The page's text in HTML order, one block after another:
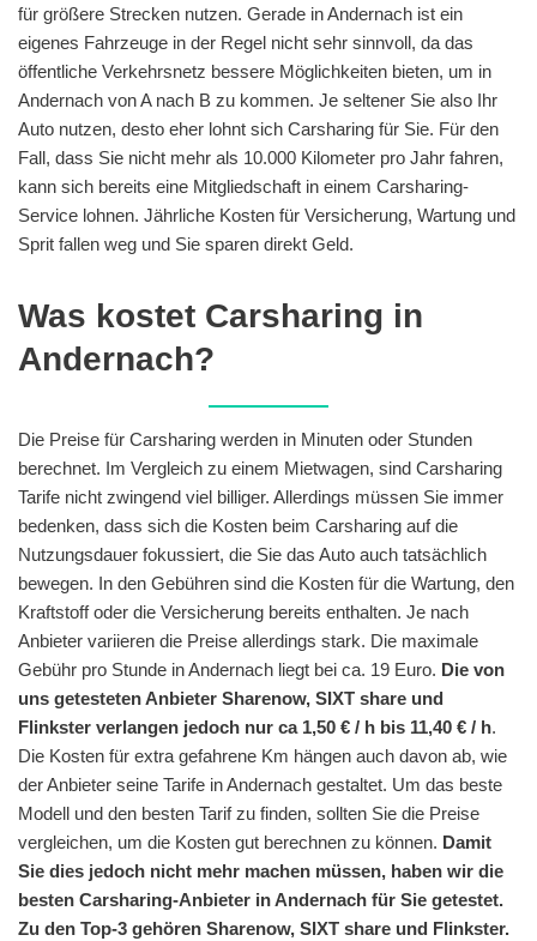
für größere Strecken nutzen. Gerade in Andernach ist ein
eigenes Fahrzeuge in der Regel nicht sehr sinnvoll, da das
öffentliche Verkehrsnetz bessere Möglichkeiten bieten, um in
Andernach von A nach B zu kommen. Je seltener Sie also Ihr
Auto nutzen, desto eher lohnt sich Carsharing für Sie. Für den
Fall, dass Sie nicht mehr als 10.000 Kilometer pro Jahr fahren,
kann sich bereits eine Mitgliedschaft in einem Carsharing-
Service lohnen. Jährliche Kosten für Versicherung, Wartung und
Sprit fallen weg und Sie sparen direkt Geld.
Was kostet Carsharing in
Andernach?
Die Preise für Carsharing werden in Minuten oder Stunden
berechnet. Im Vergleich zu einem Mietwagen, sind Carsharing
Tarife nicht zwingend viel billiger. Allerdings müssen Sie immer
bedenken, dass sich die Kosten beim Carsharing auf die
Nutzungsdauer fokussiert, die Sie das Auto auch tatsächlich
bewegen. In den Gebühren sind die Kosten für die Wartung, den
Kraftstoff oder die Versicherung bereits enthalten. Je nach
Anbieter variieren die Preise allerdings stark. Die maximale
Gebühr pro Stunde in Andernach liegt bei ca. 19 Euro. Die von
uns getesteten Anbieter Sharenow, SIXT share und
Flinkster verlangen jedoch nur ca 1,50 € / h bis 11,40 € / h.
Die Kosten für extra gefahrene Km hängen auch davon ab, wie
der Anbieter seine Tarife in Andernach gestaltet. Um das beste
Modell und den besten Tarif zu finden, sollten Sie die Preise
vergleichen, um die Kosten gut berechnen zu können. Damit
Sie dies jedoch nicht mehr machen müssen, haben wir die
besten Carsharing-Anbieter in Andernach für Sie getestet.
Zu den Top-3 gehören Sharenow, SIXT share und Flinkster.